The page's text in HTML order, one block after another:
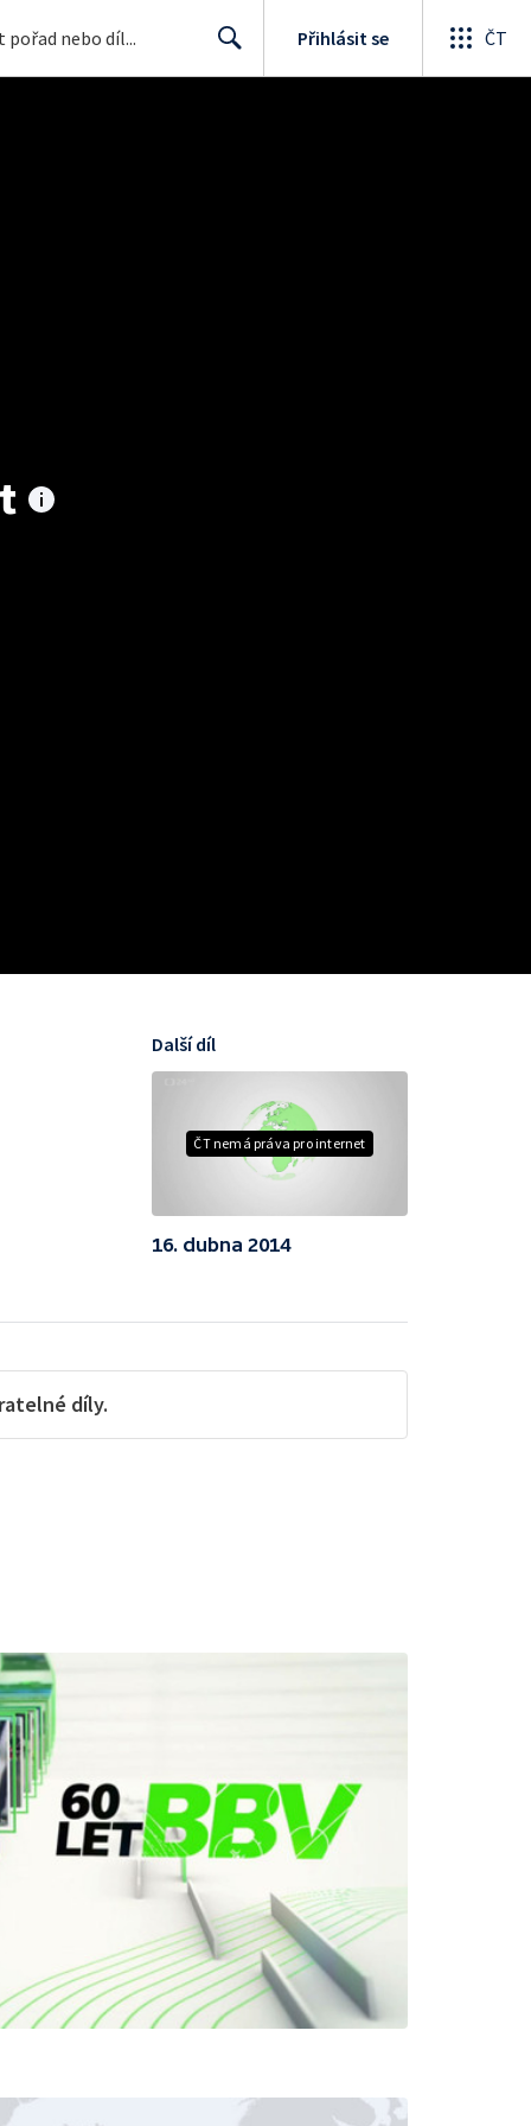
Přihlásit se ČT
ČT nemá práva pro internet
Další díl
16. dubna 2014
díly.